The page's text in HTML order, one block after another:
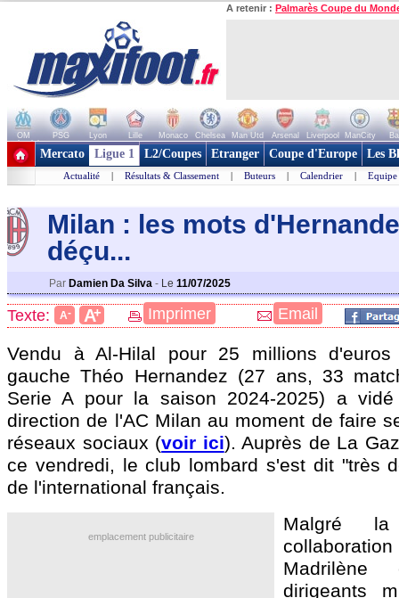
A retenir : Palmarès Coupe du
OM PSG Lyon Lille Monaco Chelsea Man Utd Arsenal Liverpool ManCity
+ de clubs
Mercato Ligue 1 L2/Coupes Etranger Coupe d'Europe Les
Actualité | Résultats & Classement | Buteurs | Calendrier | Equipe
Milan : les mots
déçu...
Par Damien Da Silva - Le 11/07/2025
Texte: A- A+ Imprimer Email
Vendu à Al-Hilal pour 25 millions
gauche Théo Hernandez (27 ans, 33
Serie A pour la saison 2024-2025) a
direction de l'AC Milan au moment de faire
réseaux sociaux (voir ici). Auprès de La
ce vendredi, le club lombard s'est dit "très
de l'international français.
emplacement publicitaire
Malgré
dirigeants